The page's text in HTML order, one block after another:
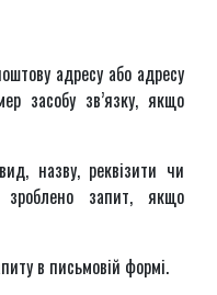
адресу або адресу
засобу зв’язку, якщо
назву, реквізити чи
запит, якщо
в письмовій формі.